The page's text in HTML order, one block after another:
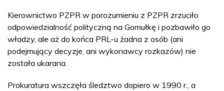
Kierownictwo PZPR w porozumieniu z PZPR zrzuciło
odpowiedzialność polityczną na Gomułkę i pozbawiło go
władzy, ale aż do końca PRL-u żadna z osób (ani
podejmujący decyzje, ani wykonawcy rozkazów) nie
została ukarana.
Prokuratura wszczęła śledztwo dopiero w 1990 r., a